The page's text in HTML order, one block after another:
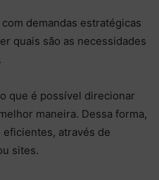
demandas estratégicas
quais são as necessidades
que é possível direcionar
maneira. Dessa forma,
eficientes, através de
sites.